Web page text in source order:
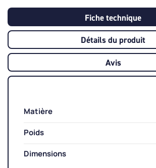
Fiche technique
Détails du produit
Avis
Matière
Poids
Dimensions